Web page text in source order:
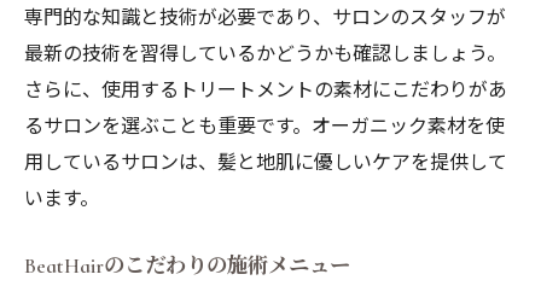
個別カウンセリングがもたらす安心感
BeatHairのカウンセリングの流れ
カウンセリング後のアフターケアサポート
地元自然素材を使用したトリートメントで髪質
改善を実現する方法
地元素材を使ったトリートメントの実際の
専門的な知識と技術が必要であり、サロンのスタッフが
最新の技術を習得しているかどうかも確認しましょう。
さらに、使用するトリートメントの素材にこだわりがあ
るサロンを選ぶことも重要です。オーガニック素材を使
用しているサロンは、髪と地肌に優しいケアを提供して
います。
BeatHairのこだわりの施術メニュー